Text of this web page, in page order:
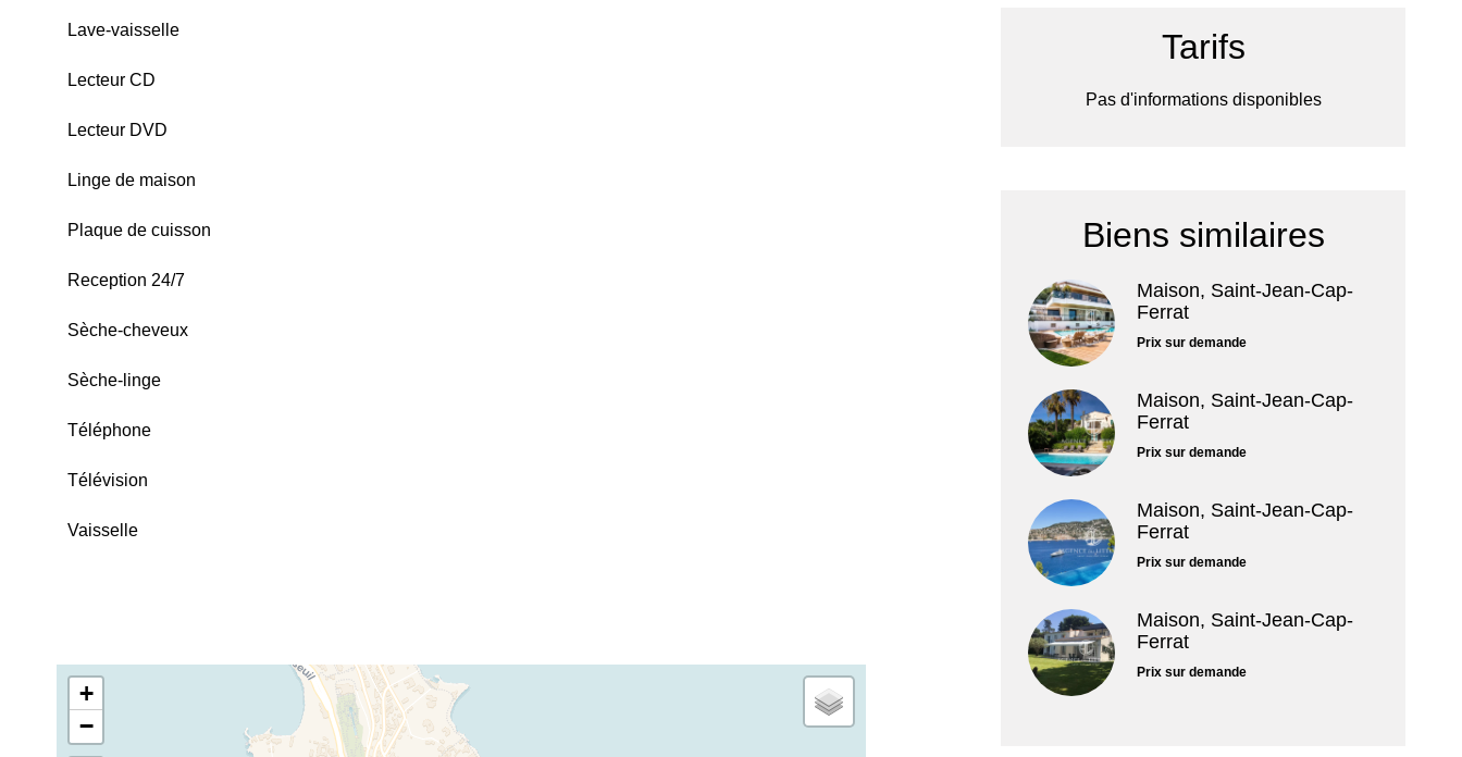
Lave-vaisselle
Lecteur CD
Lecteur DVD
Linge de maison
Plaque de cuisson
Reception 24/7
Sèche-cheveux
Sèche-linge
Téléphone
Télévision
Vaisselle
+
−
Tarifs
Pas d'informations disponibles
Biens similaires
Maison, Saint-Jean-Cap-
Ferrat
Prix sur demande
Maison, Saint-Jean-Cap-
Ferrat
Prix sur demande
Maison, Saint-Jean-Cap-
Ferrat
Prix sur demande
Maison, Saint-Jean-Cap-
Ferrat
Prix sur demande